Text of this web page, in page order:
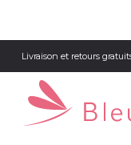
Livraison et retours